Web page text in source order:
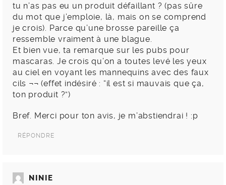
tu n’as pas eu un produit défaillant ? (pas sûre
du mot que j’emploie, là, mais on se comprend
je crois). Parce qu’une brosse pareille ça
ressemble vraiment à une blague.
Et bien vue, ta remarque sur les pubs pour
mascaras. Je crois qu’on a toutes levé les yeux
au ciel en voyant les mannequins avec des faux
cils ¬¬ (effet indésiré : “il est si mauvais que ça,
ton produit ?”)
Bref. Merci pour ton avis, je m’abstiendrai ! :p
RÉPONDRE
NINIE